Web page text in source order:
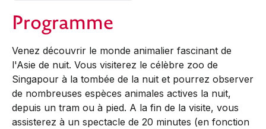
Programme
Venez découvrir le monde animalier fascinant de
l'Asie de nuit. Vous visiterez le célèbre zoo de
Singapour à la tombée de la nuit et pourrez observer
de nombreuses espèces animales actives la nuit,
depuis un tram ou à pied. A la fin de la visite, vous
assisterez à un spectacle de 20 minutes (en fonction